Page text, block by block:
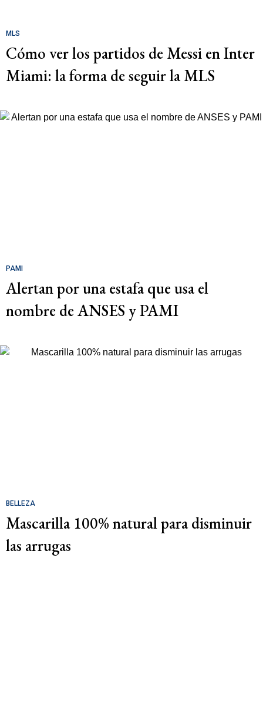
MLS
Cómo ver los partidos de Messi en Inter
Miami: la forma de seguir la MLS
PAMI
Alertan por una estafa que usa el
nombre de ANSES y PAMI
BELLEZA
Mascarilla 100% natural para disminuir
las arrugas